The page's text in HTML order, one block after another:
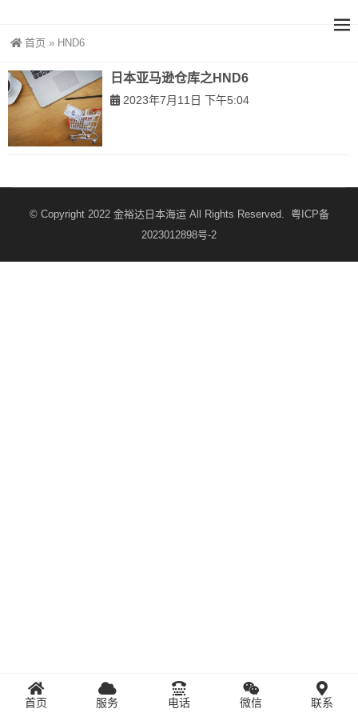
首页 » HND6
日本亚马逊仓库之HND6
2023年7月11日 下午5:04
© Copyright 2022 金裕达日本海运All Rights Reserved. 粤ICP备
2023012898号-2
首页 服务 电话 微信 联系